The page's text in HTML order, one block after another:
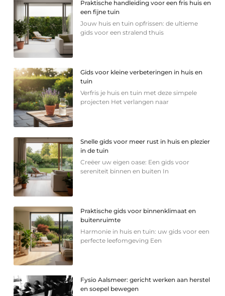
Praktische handleiding voor een fris huis en
een fijne tuin
Jouw huis en tuin opfrissen: de ultieme
gids voor een stralend thuis
Gids voor kleine verbeteringen in huis en
tuin
Verfris je huis en tuin met deze simpele
projecten Het verlangen naar
Snelle gids voor meer rust in huis en plezier
in de tuin
Creëer uw eigen oase: Een gids voor
sereniteit binnen en buiten In
Praktische gids voor binnenklimaat en
buitenruimte
Harmonie in huis en tuin: uw gids voor een
perfecte leefomgeving Een
Fysio Aalsmeer: gericht werken aan herstel
en soepel bewegen